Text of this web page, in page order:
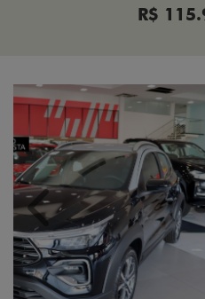
R$
Previous